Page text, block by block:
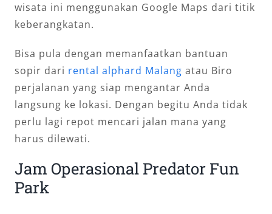
wisata ini menggunakan Google Maps dari titik
keberangkatan.
Bisa pula dengan memanfaatkan bantuan
sopir dari rental alphard Malang atau Biro
perjalanan yang siap mengantar Anda
langsung ke lokasi. Dengan begitu Anda tidak
perlu lagi repot mencari jalan mana yang
harus dilewati.
Jam Operasional Predator Fun
Park